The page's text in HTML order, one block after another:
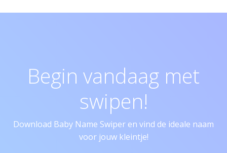
Begin vandaag met
swipen!
Download Baby Name Swiper en vind de ideale naam
voor jouw kleintje!